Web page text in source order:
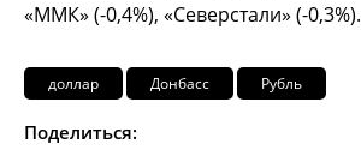
«ММК» (-0,4%), «Северстали» (-0,3%).
доллар Донбасс Рубль
Поделиться: